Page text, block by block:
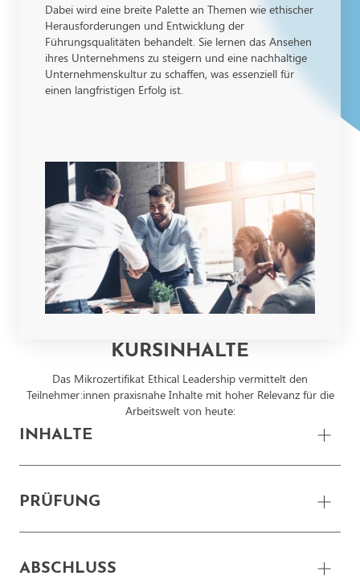
Dabei wird eine breite Palette an Themen wie ethischer
Herausforderungen und Entwicklung der
Führungsqualitäten behandelt. Sie lernen das Ansehen
ihres Unternehmens zu steigern und eine nachhaltige
Unternehmenskultur zu schaffen, was essenziell für
einen langfristigen Erfolg ist.
KURSINHALTE
Das Mikrozertifikat Ethical Leadership vermittelt den
Teilnehmer:innen praxisnahe Inhalte mit hoher Relevanz für die
Arbeitswelt von heute:
INHALTE
Ethik als wissenschaftliche Disziplin
Konsequentialismus, Pflichtenethik, Tugendethik
Wirtschafts- und Managementethik
PRÜFUNG
Die Abschlussprüfung findet online statt und kann direkt auf der
ABSCHLUSS